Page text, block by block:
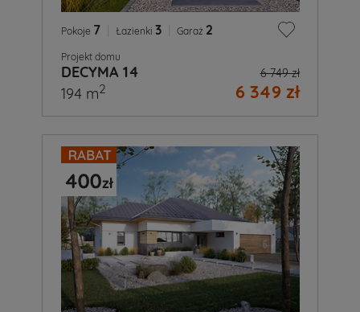
Pokoje 7 Łazienki 3 Garaż 2
Projekt domu
DECYMA 14 6 749 zł
6 349 zł
194 m2